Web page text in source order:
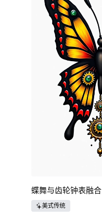
蝶舞与齿轮钟表融合
美式传统